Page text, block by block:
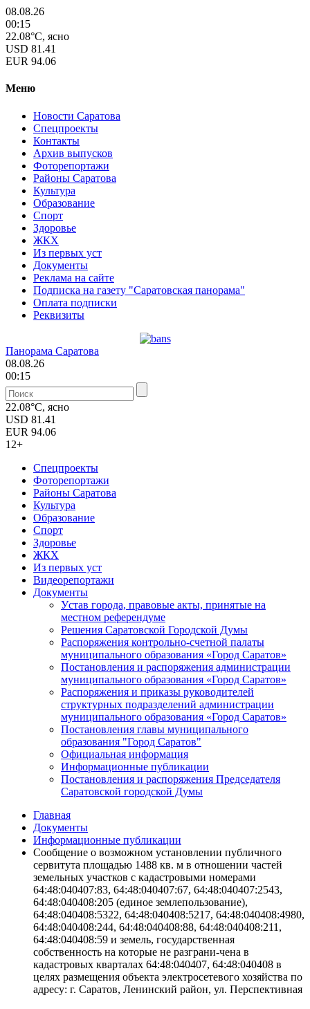
08.08.26
00:15
22.08°C, ясно
USD 81.41
EUR 94.06
Меню
Новости Саратова
Спецпроекты
Контакты
Архив выпусков
Фоторепортажи
Районы Саратова
Культура
Образование
Спорт
Здоровье
ЖКХ
Из пеpвых уст
Документы
Реклама на сайте
Подписка на газету "Саратовская панорама"
Оплата подписки
Реквизиты
Панорама Саратова
08.08.26
00:15
22.08°C, ясно
USD 81.41
EUR 94.06
12+
Спецпроекты
Фоторепортажи
Районы Саратова
Культура
Образование
Спорт
Здоровье
ЖКХ
Из пеpвых уст
Видеорепортажи
Документы
Уcтав города, правовые акты, принятые на
местном референдуме
Решения Саратовской Городской Думы
Распоряжения контрольно-счетной палаты
муниципального образования «Город Саратов»
Постановления и распоряжения администрации
муниципального образования «Город Саратов»
Распоряжения и приказы руководителей
структурных подразделений администрации
муниципального образования «Город Саратов»
Постановления главы муниципального
образования "Город Саратов"
Официальная информация
Информационные публикации
Постановления и распоряжения Председателя
Саратовской городской Думы
Главная
Документы
Информационные публикации
Сообщение о возможном установлении публичного
сервитута площадью 1488 кв. м в отношении частей
земельных участков с кадастровыми номерами
64:48:040407:83, 64:48:040407:67, 64:48:040407:2543,
64:48:040408:205 (единое землепользование),
64:48:040408:5322, 64:48:040408:5217, 64:48:040408:4980,
64:48:040408:244, 64:48:040408:88, 64:48:040408:211,
64:48:040408:59 и земель, государственная
собственность на которые не разграни-чена в
кадастровых кварталах 64:48:040407, 64:48:040408 в
целях размещения объекта электросетевого хозяйства по
адресу: г. Саратов, Ленинский район, ул. Перспективная